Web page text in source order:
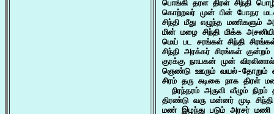
பொங்கி தரள திரள் சிந்தி
கொற்றவர் முன் பின் போதர
சிந்தி மீது எழுந்த மணிகளும்
மின் மழை சிந்தி மிக்க
மெய் பட சரங்கள் சிந்தி
சிந்தி அரக்கர் சிரங்கள்
குரக்கு நாயகன் முன்
ஞெண்டு ஊரும் வயல்-தோறும்
சிரம் தரு சுடிகை நாக திரள்
நிரந்தரம் அருவி வீழும்
திரண்டு வரு மன்னர் முடி
மண் இழந்து படும் அரசர் மணி